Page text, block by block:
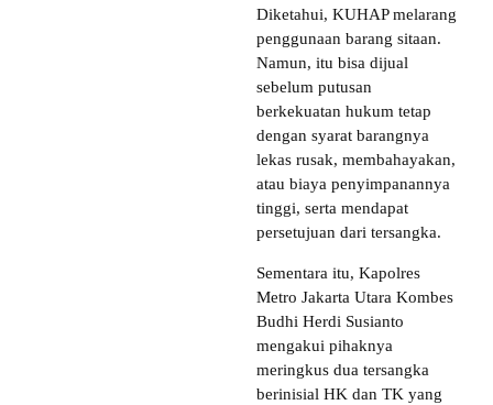
Diketahui, KUHAP melarang
penggunaan barang sitaan.
Namun, itu bisa dijual
sebelum putusan
berkekuatan hukum tetap
dengan syarat barangnya
lekas rusak, membahayakan,
atau biaya penyimpanannya
tinggi, serta mendapat
persetujuan dari tersangka.
Sementara itu, Kapolres
Metro Jakarta Utara Kombes
Budhi Herdi Susianto
mengakui pihaknya
meringkus dua tersangka
berinisial HK dan TK yang